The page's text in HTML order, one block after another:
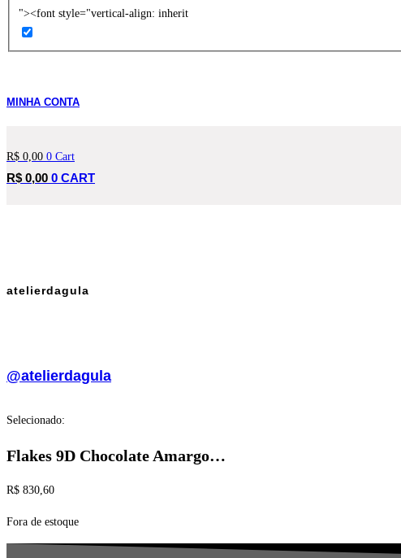
"><font style="vertical-align: inherit
MINHA CONTA
R$ 0,00 0 Cart
R$ 0,00 0 CART
atelierdagula
@atelierdagula
Selecionado:
Flakes 9D Chocolate Amargo…
R$ 830,60
Fora de estoque